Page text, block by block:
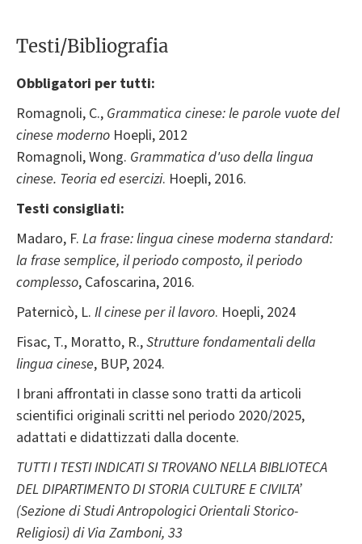
Testi/Bibliografia
Obbligatori per tutti:
Romagnoli, C., Grammatica cinese: le parole vuote del
cinese moderno Hoepli, 2012
Romagnoli, Wong. Grammatica d'uso della lingua
cinese. Teoria ed esercizi. Hoepli, 2016.
Testi consigliati:
Madaro, F. La frase: lingua cinese moderna standard:
la frase semplice, il periodo composto, il periodo
complesso, Cafoscarina, 2016.
Paternicò, L. Il cinese per il lavoro. Hoepli, 2024
Fisac, T., Moratto, R.,Strutture fondamentali della
lingua cinese, BUP, 2024.
I brani affrontati in classe sono tratti da articoli
scientifici originali scritti nel periodo 2020/2025,
adattati e didattizzati dalla docente.
TUTTI I TESTI INDICATI SI TROVANO NELLA BIBLIOTECA
DEL DIPARTIMENTO DI STORIA CULTURE E CIVILTA’
(Sezione di Studi Antropologici Orientali Storico-
Religiosi) di Via Zamboni, 33